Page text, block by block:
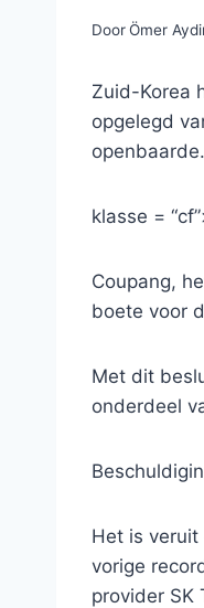
DoorÖmer
Zuid-Korea
opgelegd
openbaarde.
klasse =
Coupang,
boete voor
Met dit
onderdeel
Het is
vorige
provider SK